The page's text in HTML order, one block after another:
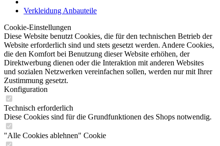
Verkleidung Anbauteile
Cookie-Einstellungen
Diese Website benutzt Cookies, die für den technischen Betrieb der
Website erforderlich sind und stets gesetzt werden. Andere Cookies,
die den Komfort bei Benutzung dieser Website erhöhen, der
Direktwerbung dienen oder die Interaktion mit anderen Websites
und sozialen Netzwerken vereinfachen sollen, werden nur mit Ihrer
Zustimmung gesetzt.
Konfiguration
Technisch erforderlich
Diese Cookies sind für die Grundfunktionen des Shops notwendig.
"Alle Cookies ablehnen" Cookie